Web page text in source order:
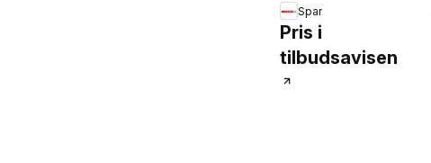
33Spar
Pris i
tilbudsavisen